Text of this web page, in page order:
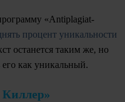
«Antiplagiat-
процент уникальности
останется таким же, но
его как уникальный.
Киллер»